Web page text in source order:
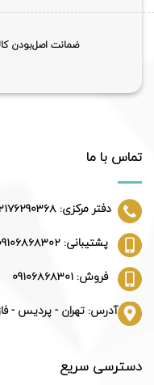
ضمانت اصل‌بودن
تماس با ما
دفتر مرکزی: 02176290368
پشتیبانی: 09106868302
فروش: 09106868301
آدرس: تهران - پردیس -
دسترسی سریع